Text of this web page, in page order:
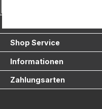
Shop Service
Informationen
Zahlungsarten